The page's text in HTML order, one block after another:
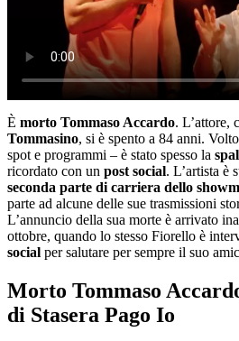
È morto Tommaso Accardo. L’attore,
Tommasino, si è spento a 84 anni.
spot e programmi – è stato spesso la
ricordato con un post social. L’artista è
seconda parte di carriera dello
parte ad alcune delle sue trasmissioni
L’annuncio della sua morte è arrivato
ottobre, quando lo stesso Fiorello è
social per salutare per sempre il suo
Morto Tommaso
di Stasera Pago Io